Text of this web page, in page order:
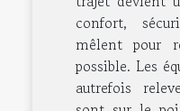
confort,
mêlent pour
possible. Les
autrefois